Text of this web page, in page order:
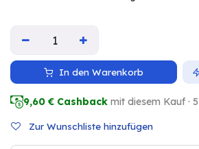
In den Warenkorb
9,60 € Cashback mit diesem Kauf ·
Zur Wunschliste hinzufügen